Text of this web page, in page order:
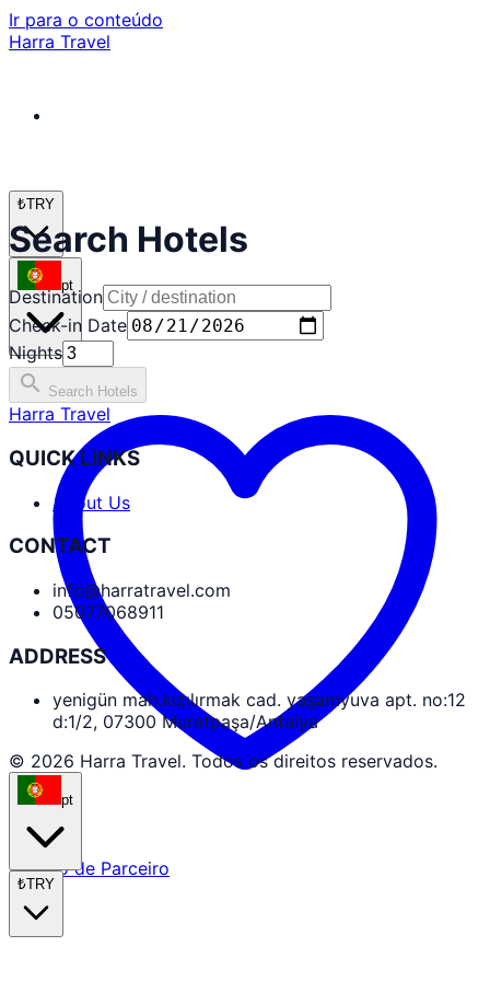
Ir para o conteúdo
Harra Travel
₺TRY
pt
Acesso de Parceiro
Search Hotels
Destination
Check-in Date
Nights
search Search Hotels
Harra Travel
QUICK LINKS
About Us
CONTACT
info@harratravel.com
05077068911
ADDRESS
yenigün mah.kızılırmak cad. yaşamyuva apt. no:12
d:1/2, 07300 Muratpaşa/Antalya
© 2026 Harra Travel. Todos os direitos reservados.
pt
₺TRY